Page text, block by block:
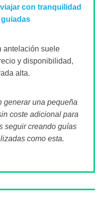
con tranquilidad
antelación suele
y disponibilidad,
alta.
generar una pequeña
coste adicional para
seguir creando guías
como esta.